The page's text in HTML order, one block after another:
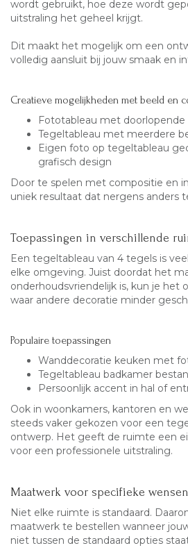
wordt gebruikt, hoe deze wordt
uitstraling het geheel krijgt.
Dit maakt het mogelijk om een
volledig aansluit bij jouw smaak en
Creatieve mogelijkheden met beeld en
Fototableau met doorlopende
Tegeltableau met meerdere
Eigen foto op tegeltableau
grafisch design
Door te spelen met compositie en
uniek resultaat dat nergens anders
Toepassingen in verschillende
Een tegeltableau van 4 tegels is
elke omgeving. Juist doordat het
onderhoudsvriendelijk is, kun je het
waar andere decoratie minder
Populaire toepassingen
Wanddecoratie keuken met
Tegeltableau badkamer
Persoonlijk accent in hal of
Ook in woonkamers, kantoren en
steeds vaker gekozen voor een
ontwerp. Het geeft de ruimte een
voor een professionele uitstraling.
Maatwerk voor specifieke
Niet elke ruimte is standaard.
maatwerk te bestellen wanneer
niet tussen de standaard opties